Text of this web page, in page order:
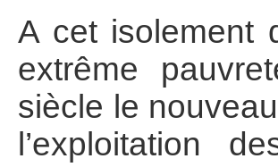
A cet isolement
extrême
siècle le
l’exploitation